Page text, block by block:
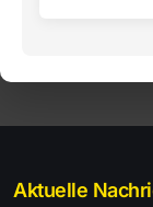
Aktuelle